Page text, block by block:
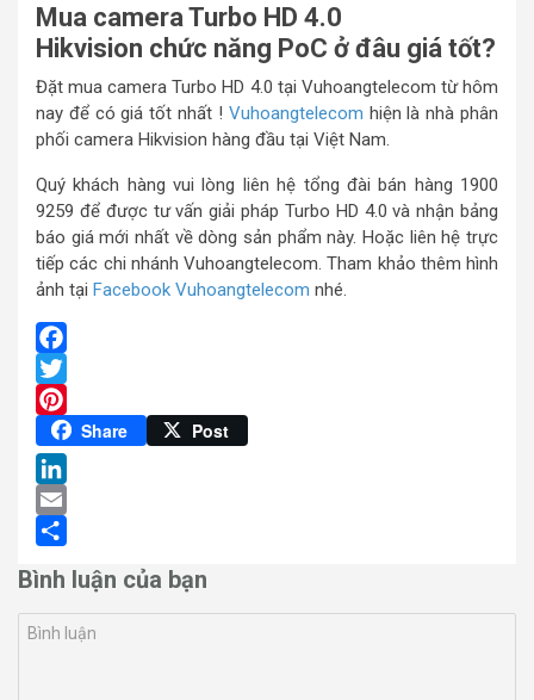
Mua camera Turbo HD 4.0
Hikvision chức năng PoC ở đâu giá tốt?
Đặt mua camera Turbo HD 4.0 tại Vuhoangtelecom từ hôm
nay để có giá tốt nhất ! Vuhoangtelecom hiện là nhà phân
phối camera Hikvision hàng đầu tại Việt Nam.
Quý khách hàng vui lòng liên hệ tổng đài bán hàng 1900
9259 để được tư vấn giải pháp Turbo HD 4.0 và nhận bảng
báo giá mới nhất về dòng sản phẩm này. Hoặc liên hệ trực
tiếp các chi nhánh Vuhoangtelecom. Tham khảo thêm hình
ảnh tại Facebook Vuhoangtelecom nhé.
Facebook
Twitter
Pinterest
Share Post
LinkedIn
Email
Bình luận của bạn